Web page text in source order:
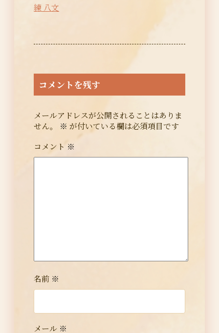
練 八文
コメントを残す
メールアドレスが公開されることはありま
せん。
※ が付いている欄は必須項目です
コメント ※
名前 ※
メール ※